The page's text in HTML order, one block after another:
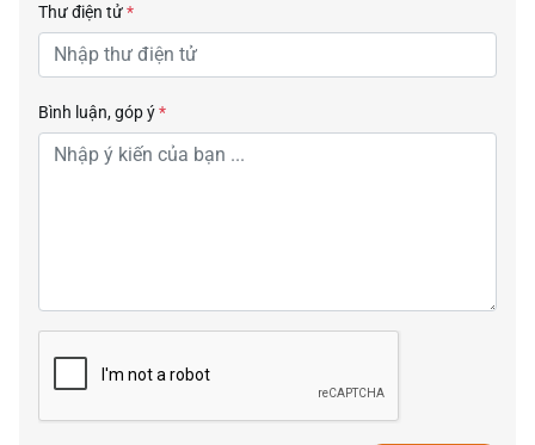
Thư điện tử*
Bình luận, góp ý*